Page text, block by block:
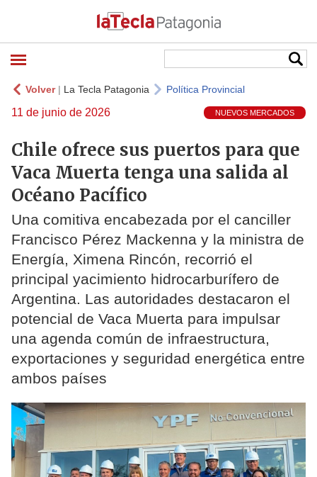
Volver| La Tecla Patagonia Política Provincial
11 de junio de 2026 NUEVOS MERCADOS
Chile ofrece sus puertos para que
Vaca Muerta tenga una salida al
Océano Pacífico
Una comitiva encabezada por el canciller
Francisco Pérez Mackenna y la ministra de
Energía, Ximena Rincón, recorrió el
principal yacimiento hidrocarburífero de
Argentina. Las autoridades destacaron el
potencial de Vaca Muerta para impulsar
una agenda común de infraestructura,
exportaciones y seguridad energética entre
ambos países